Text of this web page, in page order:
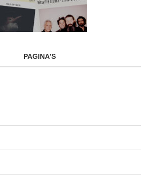
PAGINA’S